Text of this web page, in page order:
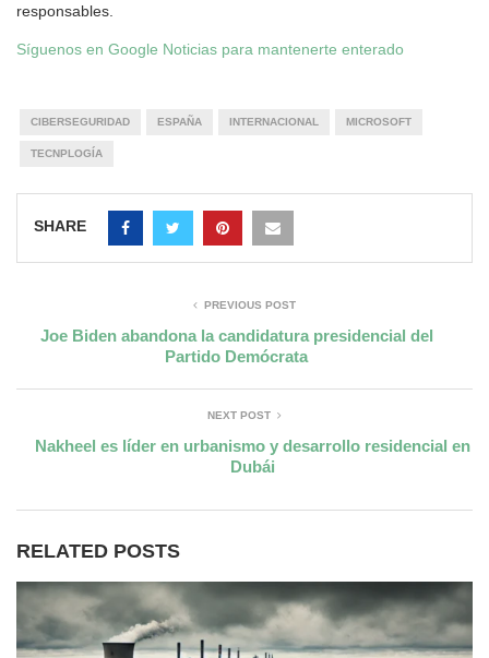
responsables.
Síguenos en Google Noticias para mantenerte enterado
CIBERSEGURIDAD ESPAÑA INTERNACIONAL MICROSOFT
TECNPLOGÍA
SHARE
PREVIOUS POST
Joe Biden abandona la candidatura presidencial del
Partido Demócrata
NEXT POST
Nakheel es líder en urbanismo y desarrollo residencial en
Dubái
RELATED POSTS